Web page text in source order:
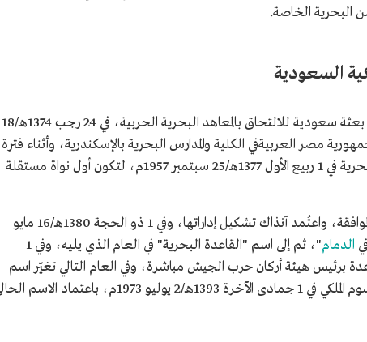
البحرية الخاصة.
السعودية
بإيفاد بعثة سعودية للالتحاق بالمعاهد البحرية الحربية، في 24 رجب 1374هـ/18
جمهورية مصر العربيةفي الكلية والمدارس البحرية بالإسكندرية، وأثناء فترة
الابتعاث صدرت الموافقة على تشكيل مدرسة البحرية في 1 ربيع الأول 1377هـ/25 سبتمبر 1957م، لتكون أول نواة مستقلة
وافتُتحت مدرسة البحرية بعد شهر من إعلان الموافقة، واعتُمد آنذاك تشكيل إداراتها، وفي 1 ذو الحجة 1380هـ/16 مايو
الدمام
"، ثم إلى اسم "القاعدة البحرية" في العام الذي يليه، وفي 1
ارتبط قائد القاعدة برئيس هيئة أركان حرب الجيش مباشرة، وفي العام التالي تغيّر اسم
القاعدة إلى "سلاح البحرية"، ومن ثم صدر المرسوم الملكي في 1 جمادى الآخرة 1393هـ/2 يوليو 1973م، باعتماد